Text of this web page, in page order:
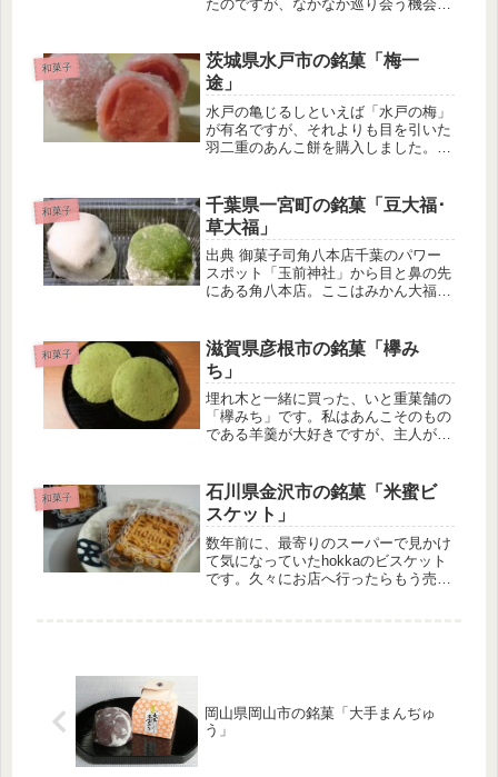
たのですが、なかなか巡り会う機会が
子の特徴 真っ白な卵のような形をし
ている マシュマロに黄身餡が入っ
た...
和菓子
茨城県水戸市の銘菓「梅一
途」
水戸の亀じるしといえば「水戸の梅」
が有名ですが、それよりも目を引いた
羽二重のあんこ餅を購入しました。茨
す。梅一途の特徴 大粒の梅を思わせ
る淡いピンク色の餅 餡子は濃いピ
ン...
和菓子
千葉県一宮町の銘菓「豆大福･
草大福」
出典 御菓子司角八本店千葉のパワー
スポット「玉前神社」から目と鼻の先
にある角八本店。ここはみかん大福が
豆大福･草大福の特徴 純白の白さが美
しい豆大福 青々とした新緑色がま
ぶ...
和菓子
滋賀県彦根市の銘菓「欅み
ち」
埋れ木と一緒に買った、いと重菓舗の
「欅みち」です。私はあんこそのもの
である羊羹が大好きですが、主人が飽
餡子を挟んだ浮島は、焼き菓子のカス
テラと異なる味わいで、とても美味し
い...
和菓子
石川県金沢市の銘菓「米蜜ビ
スケット」
数年前に、最寄りのスーパーで見かけ
て気になっていたhokkaのビスケット
です。久々にお店へ行ったらもう売っ
岡山県岡山市の銘菓「大手まんぢゅ
う」